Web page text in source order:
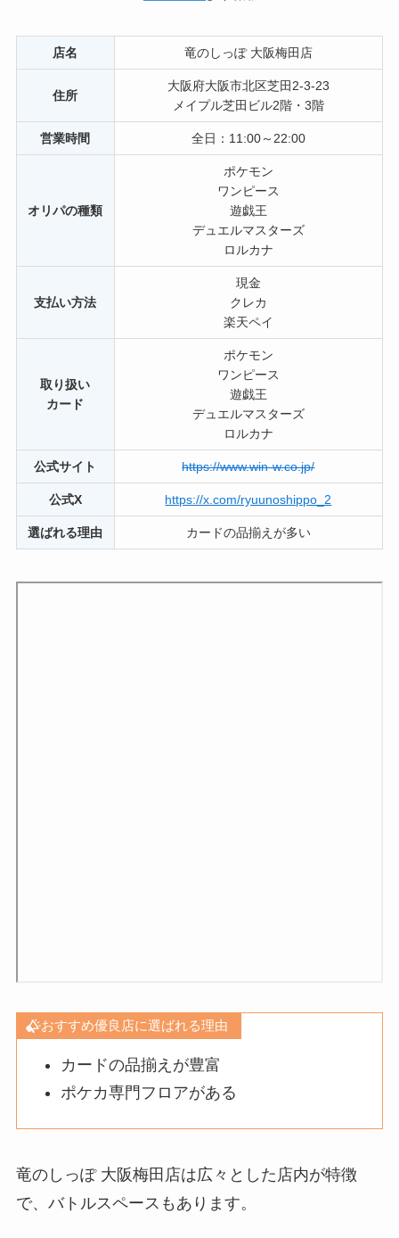
店名 竜のしっぽ 大阪梅田店
住所
大阪府大阪市北区芝田2-3-23
メイプル芝田ビル2階・3階
営業時間 全日：11:00～22:00
オリパの種類
ポケモン
ワンピース
遊戯王
デュエルマスターズ
ロルカナ
支払い方法
現金
クレカ
楽天ペイ
取り扱い
カード
ポケモン
ワンピース
遊戯王
デュエルマスターズ
ロルカナ
公式サイト https://www.win-w.co.jp/
公式X https://x.com/ryuunoshippo_2
選ばれる理由 カードの品揃えが多い
おすすめ優良店に選ばれる理由
カードの品揃えが豊富
ポケカ専門フロアがある
竜のしっぽ 大阪梅田店は広々とした店内が特徴
で、バトルスペースもあります。